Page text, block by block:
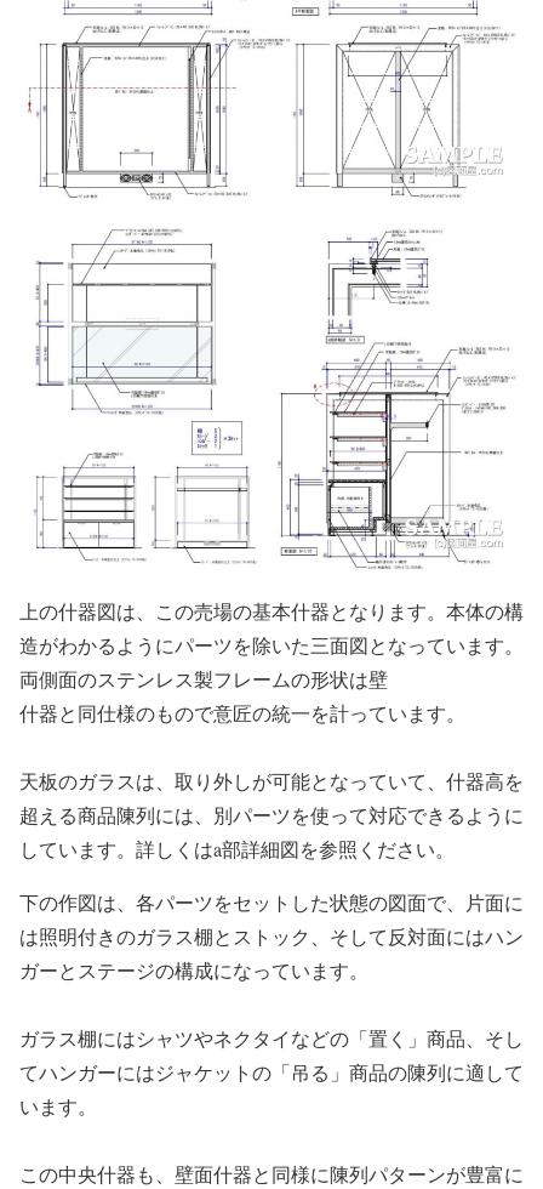
上の什器図は、この売場の基本什器となります。本体の構
造がわかるようにパーツを除いた三面図となっています。
両側面のステンレス製フレームの形状は壁
什器と同仕様のもので意匠の統一を計っています。
天板のガラスは、取り外しが可能となっていて、什器高を
超える商品陳列には、別パーツを使って対応できるように
しています。詳しくはa部詳細図を参照ください。
下の作図は、各パーツをセットした状態の図面で、片面に
は照明付きのガラス棚とストック、そして反対面にはハン
ガーとステージの構成になっています。
ガラス棚にはシャツやネクタイなどの「置く」商品、そし
てハンガーにはジャケットの「吊る」商品の陳列に適して
います。
この中央什器も、壁面什器と同様に陳列パターンが豊富に